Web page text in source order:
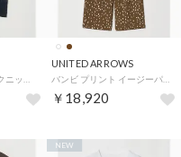
UNITED ARROWS
バンビ プリント イージーパンツ （MD.BROWN）
￥18,920
NEW